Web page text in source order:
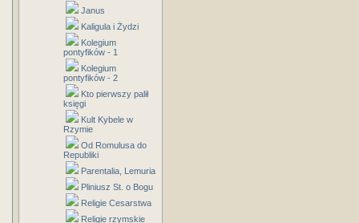
Janus
Kaligula i Żydzi
Kolegium
pontyfików - 1
Kolegium
pontyfików - 2
Kto pierwszy palił
księgi
Kult Kybele w
Rzymie
Od Romulusa do
Republiki
Parentalia, Lemuria
Pliniusz St. o Bogu
Religie Cesarstwa
Religie rzymskie